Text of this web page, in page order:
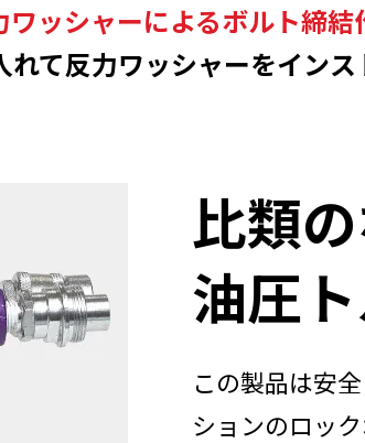
ッシャーによるボルト締結
て反力ワッシャーをイン
比類
油圧
この製品は安
ションのロッ